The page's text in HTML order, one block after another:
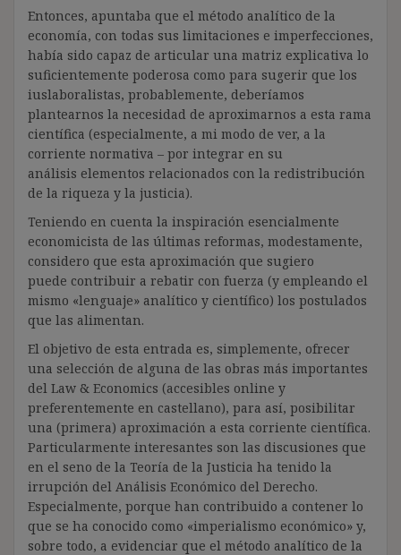
Entonces, apuntaba que el método analítico de la
economía, con todas sus limitaciones e imperfecciones,
había sido capaz de articular una matriz explicativa lo
suficientemente poderosa como para sugerir que los
iuslaboralistas, probablemente, deberíamos
plantearnos la necesidad de aproximarnos a esta rama
científica (especialmente, a mi modo de ver, a la
corriente normativa – por integrar en su
análisis elementos relacionados con la redistribución
de la riqueza y la justicia).
Teniendo en cuenta la inspiración esencialmente
economicista de las últimas reformas, modestamente,
considero que esta aproximación que sugiero
puede contribuir a rebatir con fuerza (y empleando el
mismo «lenguaje» analítico y científico) los postulados
que las alimentan.
El objetivo de esta entrada es, simplemente, ofrecer
una selección de alguna de las obras más importantes
del Law & Economics (accesibles online y
preferentemente en castellano), para así, posibilitar
una (primera) aproximación a esta corriente científica.
Particularmente interesantes son las discusiones que
en el seno de la Teoría de la Justicia ha tenido la
irrupción del Análisis Económico del Derecho.
Especialmente, porque han contribuido a contener lo
que se ha conocido como «imperialismo económico» y,
sobre todo, a evidenciar que el método analítico de la